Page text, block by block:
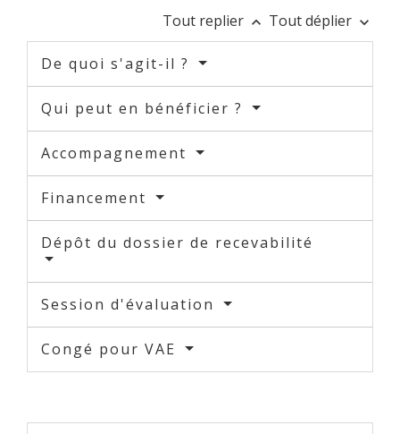
Tout replier keyboard_arrow_up Tout déplier keyboard_arrow_down
De quoi s'agit-il ?
Qui peut en bénéficier ?
Accompagnement
Financement
Dépôt du dossier de recevabilité
Session d'évaluation
Congé pour VAE